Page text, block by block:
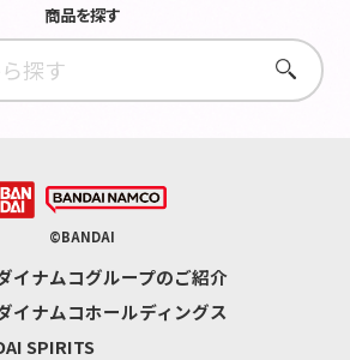
商品を探す
さがす
©BANDAI
イナムコグループのご紹介
イナムコホールディングス
SPIRITS